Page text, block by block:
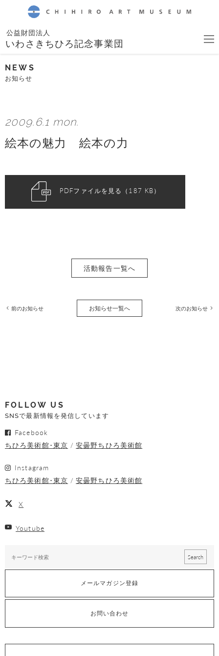
公益財団法人
いわさきちひろ記念事業団
NEWS
お知らせ
2009.6.1 mon.
絵本の魅力 絵本の力
PDFファイルを見る（187 KB）
活動報告一覧へ
前のお知らせ お知らせ一覧へ 次のお知らせ
FOLLOW US
SNSで最新情報を発信しています
Facebook
ちひろ美術館･東京
安曇野ちひろ美術館
Instagram
ちひろ美術館･東京
安曇野ちひろ美術館
X
Youtube
メールマガジン登録
お問い合わせ